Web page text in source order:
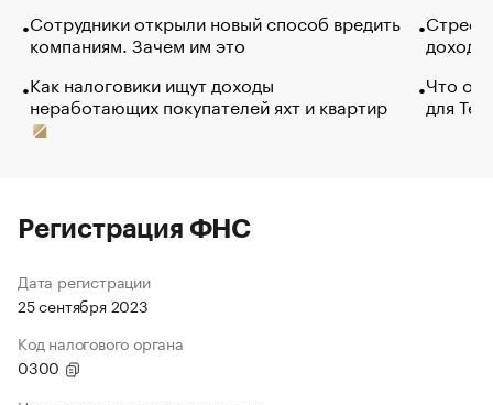
Сотрудники открыли новый способ вредить
компаниям. Зачем им это
Как налоговики ищут доходы
неработающих покупателей яхт и квартир
Что
для
Регистрация ФНС
Дата регистрации
25 сентября 2023
Код налогового органа
0300